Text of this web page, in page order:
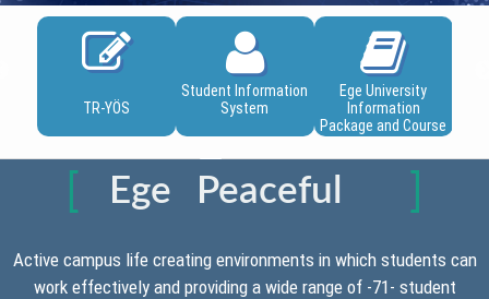
Previous
TR-YÖS
Student Information
System
Ege University
Information
Package and Course
Ege
Peaceful
!
Active campus life creating environments in which students can
work effectively and providing a wide range of -71- student